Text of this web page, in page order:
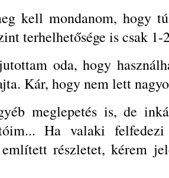
kell mondanom, hogy
terhelhetősége is csak
oda, hogy
Kár, hogy nem lett
meglepetés is, de
Ha valaki
részletet, kérem